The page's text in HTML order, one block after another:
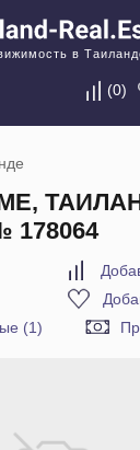
в
(0)
(1)